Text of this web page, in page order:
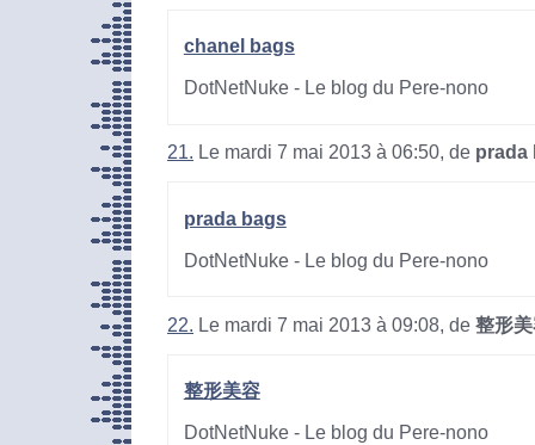
chanel bags
DotNetNuke - Le blog du Pere-nono
21. Le mardi 7 mai 2013 à 06:50, de prada
prada bags
DotNetNuke - Le blog du Pere-nono
22. Le mardi 7 mai 2013 à 09:08, de 整形
整形美容
DotNetNuke - Le blog du Pere-nono